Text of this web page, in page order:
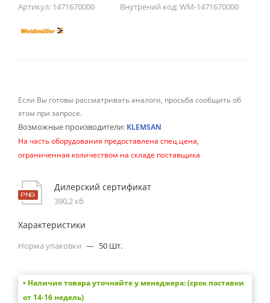
Артикул: 1471670000 Внутрений код:WM-1471670000
Если Вы готовы рассматривать аналоги, просьба сообщить об
этом при запросе.
Возможные производители: KLEMSAN
На часть оборудования предоставлена спец.цена,
ограниченная количеством на складе поставщика
Дилерский сертификат
390,2 кб
Характеристики
Норма упаковки — 50 Шт.
• Наличие товара уточняйте у менеджера: (срок поставки
от 14-16 недель)